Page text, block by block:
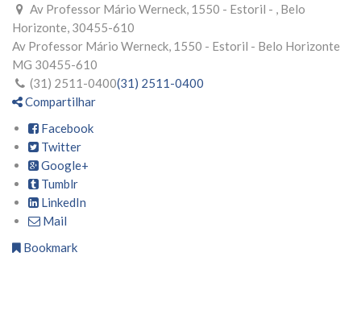
Av Professor Mário Werneck, 1550 - Estoril - , Belo
Horizonte, 30455-610
Av Professor Mário Werneck, 1550 - Estoril - Belo Horizonte
MG 30455-610
(31) 2511-0400(31) 2511-0400
Compartilhar
Facebook
Twitter
Google+
Tumblr
LinkedIn
Mail
Bookmark